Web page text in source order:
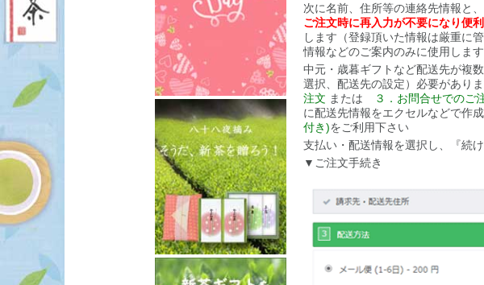
次に名前、住所等の連絡先情報と
ご注文時に再入力が不要になり便利
します（登録頂いた情報は厳重に
情報などのご案内のみに使用します
中元・歳暮ギフトなど配送先が複
選択、配送先の設定）必要があり
注文 または ３．お問合せでのご
に配送先情報をエクセルなどで作
付き)をご利用下さい
支払い・配送情報を選択し、『続
▼ご注文手続き